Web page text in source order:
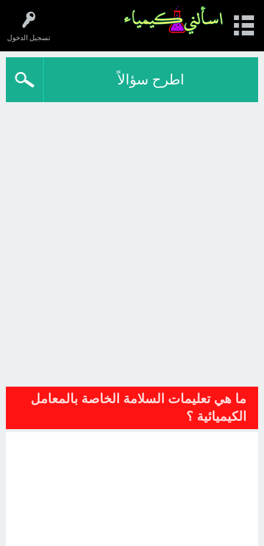
تسجيل الدخول
اطرح سؤالاً
ما هي تعليمات السلامة الخاصة بالمعامل
الكيميائية ؟